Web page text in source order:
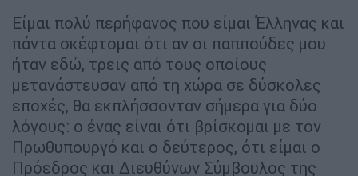
Είμαι πολύ περήφανος που είμαι Έλληνας και
πάντα σκέφτομαι ότι αν οι παππούδες μου
ήταν εδώ, τρεις από τους οποίους
μετανάστευσαν από τη χώρα σε δύσκολες
εποχές, θα εκπλήσσονταν σήμερα για δύο
λόγους: ο ένας είναι ότι βρίσκομαι με τον
Πρωθυπουργό και ο δεύτερος, ότι είμαι ο
Πρόεδρος και Διευθύνων Σύμβουλος της